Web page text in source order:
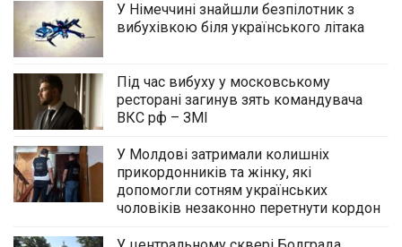
У Німеччині знайшли безпілотник з
вибухівкою біля українського літака
Під час вибуху у московському
ресторані загинув зять командувача
ВКС рф – ЗМІ
У Молдові затримали колишніх
прикордонників та жінку, які
допомогли сотням українських
чоловіків незаконно перетнути кордон